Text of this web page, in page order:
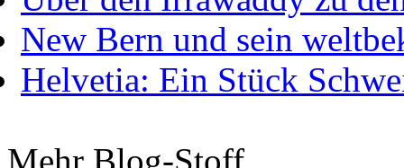
New Bern und sein
Helvetia: Ein Stück
Mehr Blog-Stoff